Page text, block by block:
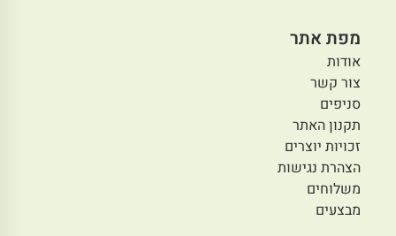
מפת אתר
אודות
צור קשר
סניפים
תקנון האתר
זכויות יוצרים
הצהרת נגישות
משלוחים
מבצעים